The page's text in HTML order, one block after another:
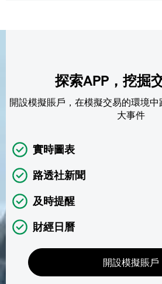
探索APP，挖掘
開設模擬賬戶，在模擬交易的環境
大事件
實時圖表
路透社新聞
及時提醒
財經日曆